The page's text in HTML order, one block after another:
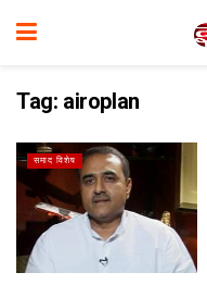
Tag: airoplan
समाद विशेष